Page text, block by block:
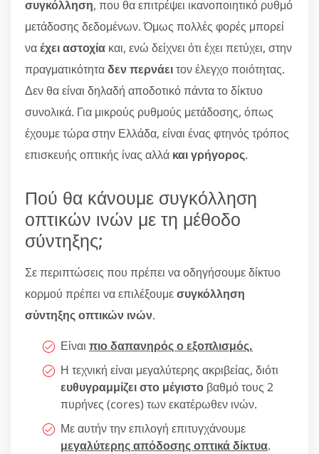
συγκόλληση, που θα επιτρέψει ικανοποιητικό ρυθμό
μετάδοσης δεδομένων. Όμως πολλές φορές μπορεί
ναέχει αστοχία και, ενώ δείχνει ότι έχει πετύχει, στην
πραγματικότηταδεν περνάειτον έλεγχο ποιότητας.
Δεν θα είναι δηλαδή αποδοτικό πάντα το δίκτυο
συνολικά. Για μικρούς ρυθμούς μετάδοσης, όπως
έχουμε τώρα στην Ελλάδα, είναι ένας φτηνός τρόπος
επισκευής οπτικής ίνας αλλά και γρήγορος.
Πού θα κάνουμε συγκόλληση
οπτικών ινών με τη μέθοδο
σύντηξης;
Σε περιπτώσεις που πρέπει να οδηγήσουμε δίκτυο
κορμού πρέπει να επιλέξουμεσυγκόλληση
σύντηξης οπτικών ινών.
Είναι πιο δαπανηρός ο εξοπλισμός.
Η τεχνική είναι μεγαλύτερης ακριβείας, διότι
ευθυγραμμίζει στο μέγιστο βαθμό τους 2
πυρήνες (cores) των εκατέρωθεν ινών.
Με αυτήν την επιλογή επιτυγχάνουμε
μεγαλύτερης απόδοσης οπτικά δίκτυα.